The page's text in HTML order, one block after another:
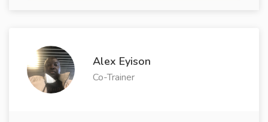
Alex Eyison
Co-Trainer